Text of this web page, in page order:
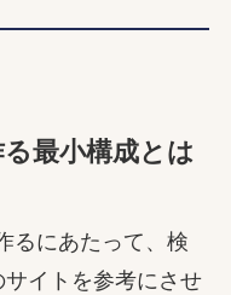
最小構成とは
るにあたって、検
イトを参考にさせ